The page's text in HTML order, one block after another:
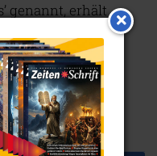
genannt, erhält
dieses geistige
ebenso
in der
erschienen!